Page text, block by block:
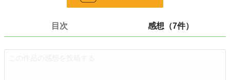
職だけでなく、住む場所も失っていたのどかに、貴弘は住まいを提供してくれ
おまけにイケメンのあやかしまで住んでいた。
庭にあふれる雑草を使い、雑草カフェをやろうと思うのどかだったが――。
目次 感想（7件）